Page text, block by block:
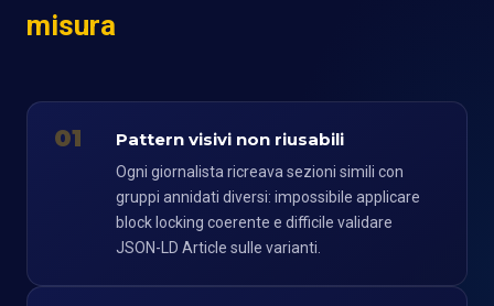
misura
01 Pattern visivi non riusabili
Ogni giornalista ricreava sezioni simili con
gruppi annidati diversi: impossibile applicare
block locking coerente e difficile validare
JSON-LD Article sulle varianti.